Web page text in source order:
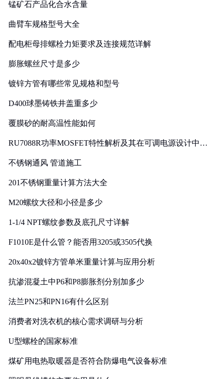
锰矿石产品化合水含量
曲臂车规格型号大全
配电柜母排螺栓力矩要求及连接规范详解
膨胀螺丝尺寸是多少
镀锌方管有哪些常见规格和型号
D400球墨铸铁井盖重多少
覆膜砂的耐高温性能如何
RU7088R功率MOSFET特性解析及其在可调电源设计中的
不锈钢通风 管道施工
201不锈钢重量计算方法大全
M20螺纹大径和小径是多少
1-1/4 NPT螺纹参数及底孔尺寸详解
F1010E是什么管？能否用3205或3505代换
20x40x2镀锌方管单米重量计算与应用分析
抗渗混凝土中P6和P8膨胀剂分别加多少
法兰PN25和PN16有什么区别
消费者对洗衣机的核心需求调研与分析
U型螺栓的国家标准
煤矿用电热取暖器是否符合防爆电气设备标准